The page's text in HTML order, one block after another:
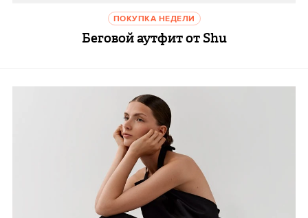
ПОКУПКА НЕДЕЛИ
Беговой аутфит от Shu